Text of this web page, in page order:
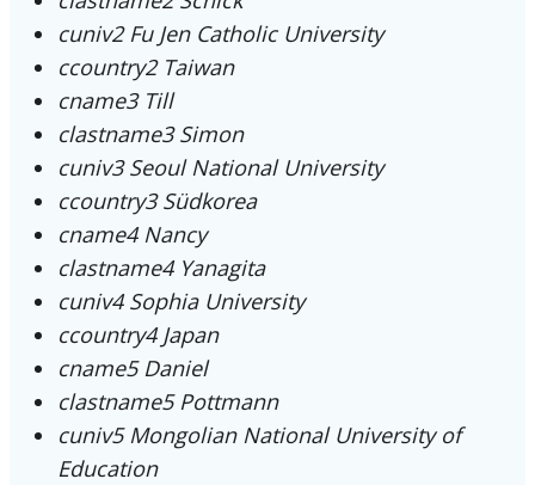
cuniv2 Fu Jen Catholic University
ccountry2 Taiwan
cname3 Till
clastname3 Simon
cuniv3 Seoul National University
ccountry3 Südkorea
cname4 Nancy
clastname4 Yanagita
cuniv4 Sophia University
ccountry4 Japan
cname5 Daniel
clastname5 Pottmann
cuniv5 Mongolian National University of
Education